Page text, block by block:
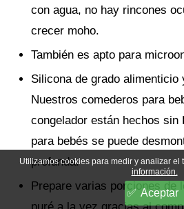
con agua, no hay rincones
crecer moho.
También es apto para
Silicona de grado
Nuestros comederos para
congelador están hechos sin
para bebés se puede
profunda.
Prepare varias porciones de
Utilizamos cookies para medir y analizar el
información.
Aceptar